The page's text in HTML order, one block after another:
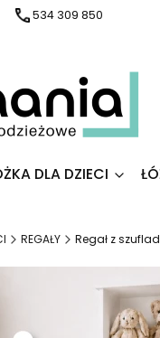
534 309 850
DLA DZIECI
REGAŁY Regał z